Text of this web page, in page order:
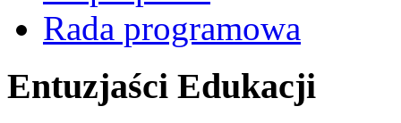
Rada programowa
Entuzjaści Edukacji